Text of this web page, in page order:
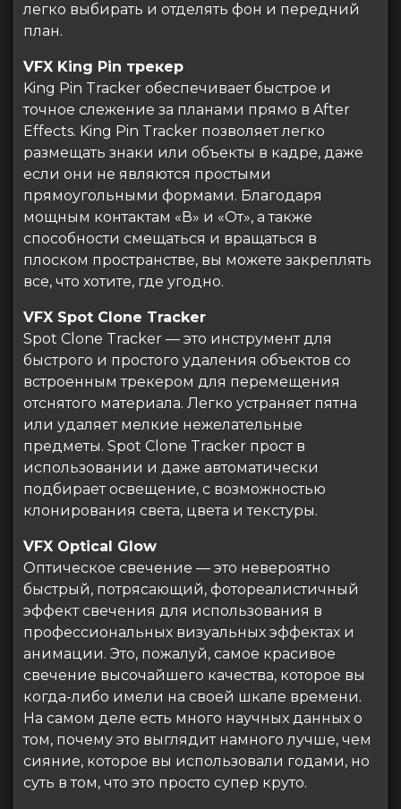
легко выбирать и отделять фон и передний
план.
VFX King Pin трекер
King Pin Tracker обеспечивает быстрое и
точное слежение за планами прямо в After
Effects. King Pin Tracker позволяет легко
размещать знаки или объекты в кадре, даже
если они не являются простыми
прямоугольными формами. Благодаря
мощным контактам «В» и «От», а также
способности смещаться и вращаться в
плоском пространстве, вы можете закреплять
все, что хотите, где угодно.
VFX Spot Clone Tracker
Spot Clone Tracker — это инструмент для
быстрого и простого удаления объектов со
встроенным трекером для перемещения
отснятого материала. Легко устраняет пятна
или удаляет мелкие нежелательные
предметы. Spot Clone Tracker прост в
использовании и даже автоматически
подбирает освещение, с возможностью
клонирования света, цвета и текстуры.
VFX Optical Glow
Оптическое свечение — это невероятно
быстрый, потрясающий, фотореалистичный
эффект свечения для использования в
профессиональных визуальных эффектах и
анимации. Это, пожалуй, самое красивое
свечение высочайшего качества, которое вы
когда-либо имели на своей шкале времени.
На самом деле есть много научных данных о
том, почему это выглядит намного лучше, чем
сияние, которое вы использовали годами, но
суть в том, что это просто супер круто.